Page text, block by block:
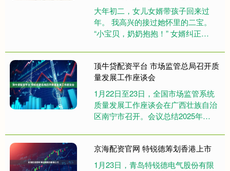
大年初二，女儿女婿带孩子回来过
年。 我高兴的接过她怀里的二宝。
“小宝贝，奶奶抱抱！” 女婿纠正
怔住：“说好的二宝和我们乔家....
顶牛贷配资平台 市场监管总局召开质
量发展工作座谈会
1月22日至23日，全国市场监管系统
质量发展工作座谈会在广西壮族自治
区南宁市召开。会议总结2025年
新时期质量工作面临的新形势....
京海配资官网 特锐德筹划香港上市
1月23日，青岛特锐德电气股份有限